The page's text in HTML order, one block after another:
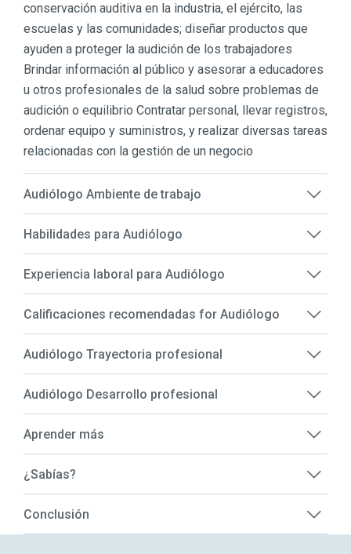
conservación auditiva en la industria, el ejército, las
escuelas y las comunidades; diseñar productos que
ayuden a proteger la audición de los trabajadores
Brindar información al público y asesorar a educadores
u otros profesionales de la salud sobre problemas de
audición o equilibrio Contratar personal, llevar registros,
ordenar equipo y suministros, y realizar diversas tareas
relacionadas con la gestión de un negocio
Audiólogo Ambiente de trabajo
Habilidades para Audiólogo
Experiencia laboral para Audiólogo
Calificaciones recomendadas for Audiólogo
Audiólogo Trayectoria profesional
Audiólogo Desarrollo profesional
Aprender más
¿Sabías?
Conclusión